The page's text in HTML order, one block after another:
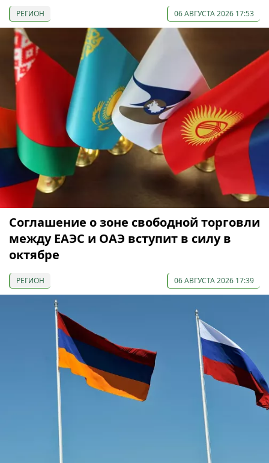
РЕГИОН 06 АВГУСТА 2026 17:53
Соглашение о зоне свободной торговли
между ЕАЭС и ОАЭ вступит в силу в
октябре
РЕГИОН 06 АВГУСТА 2026 17:39